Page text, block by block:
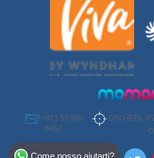
+971 50 950
6952
DSO-IFZA,
Come posso aiutarti?
Select Destination